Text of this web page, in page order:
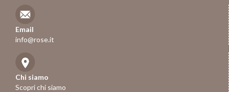
Email
info@rose.it
Chi siamo
Scopri chi siamo